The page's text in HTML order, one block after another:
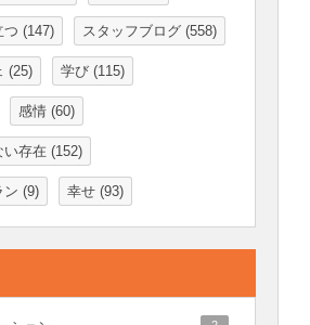
つ (147) スタッフブログ (558)
(25) 学び (115)
感情 (60)
い存在 (152)
ン (9) 幸せ (93)